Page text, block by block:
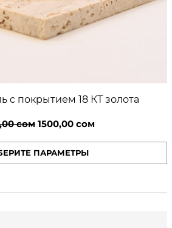
c покрытием 18 КТ золота
сом Первоначальная
составляла
1500,00 сомТекущая
ПАРАМЕТРЫ